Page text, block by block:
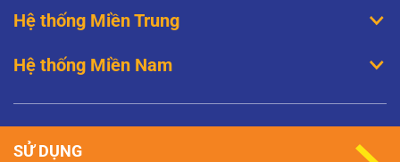
Hệ thống Miền Trung
Hệ thống Miền Nam
SỬ DỤNG